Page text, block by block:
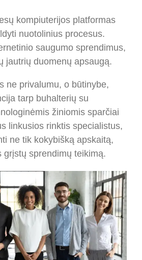
kompiuterijos platformas
nuotolinius procesus.
saugumo sprendimus,
jautrių duomenų apsaugą.
ne privalumu, o būtinybe,
tarp buhalterių su
žiniomis sparčiai
linkusios rinktis specialistus,
ne tik kokybišką apskaitą,
grįstų sprendimų teikimą.